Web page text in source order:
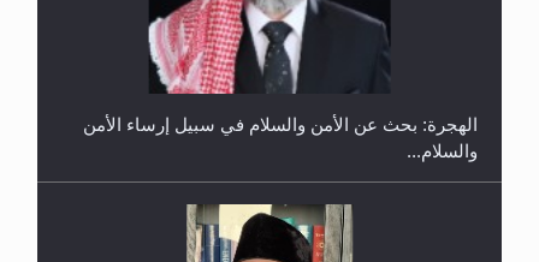
الهجرة: بحث عن الأمن والسلام في سبيل إرساء الأمن
والسلام...